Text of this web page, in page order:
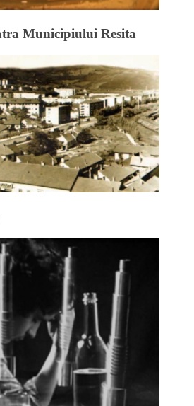
Municipiului Resita